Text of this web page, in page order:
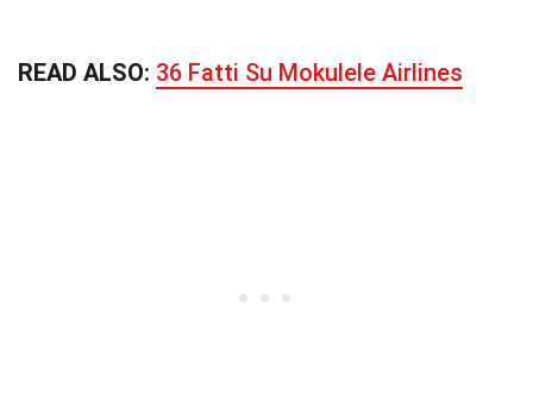
READ ALSO: 36 Fatti Su Mokulele Airlines